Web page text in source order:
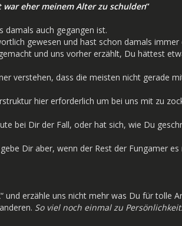
eher meinem Alter zu schulden“
damals auch gegangen ist.
gewesen und hast schon damals
und uns vorher erzählt, Du hättest
verstehen, dass die meisten nicht gerade
hier erforderlich um bei uns mit zu
bei Dir der Fall, oder hat sich, wie Du
Dir aber, wenn der Rest der Fungamer
und erzähle uns nicht mehr was Du für
So viel noch einmal zu